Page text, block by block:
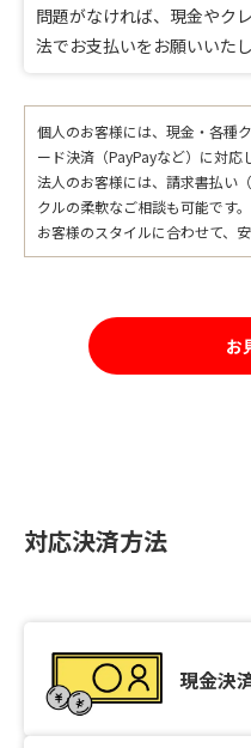
問題がなければ、現金やク
法でお支払いをお願いいたし
個人のお客様には、現金・各種
ード決済（PayPayなど）に対応
法人のお客様には、請求書払い
クルの柔軟なご相談も可能です。
お客様のスタイルに合わせて、
お
対応決済方法
現金決